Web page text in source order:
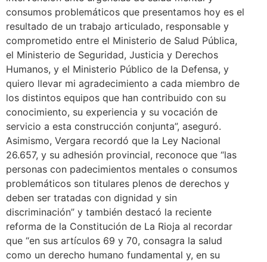
consumos problemáticos que presentamos hoy es el
resultado de un trabajo articulado, responsable y
comprometido entre el Ministerio de Salud Pública,
el Ministerio de Seguridad, Justicia y Derechos
Humanos, y el Ministerio Público de la Defensa, y
quiero llevar mi agradecimiento a cada miembro de
los distintos equipos que han contribuido con su
conocimiento, su experiencia y su vocación de
servicio a esta construcción conjunta”, aseguró.
Asimismo, Vergara recordó que la Ley Nacional
26.657, y su adhesión provincial, reconoce que “las
personas con padecimientos mentales o consumos
problemáticos son titulares plenos de derechos y
deben ser tratadas con dignidad y sin
discriminación” y también destacó la reciente
reforma de la Constitución de La Rioja al recordar
que “en sus artículos 69 y 70, consagra la salud
como un derecho humano fundamental y, en su